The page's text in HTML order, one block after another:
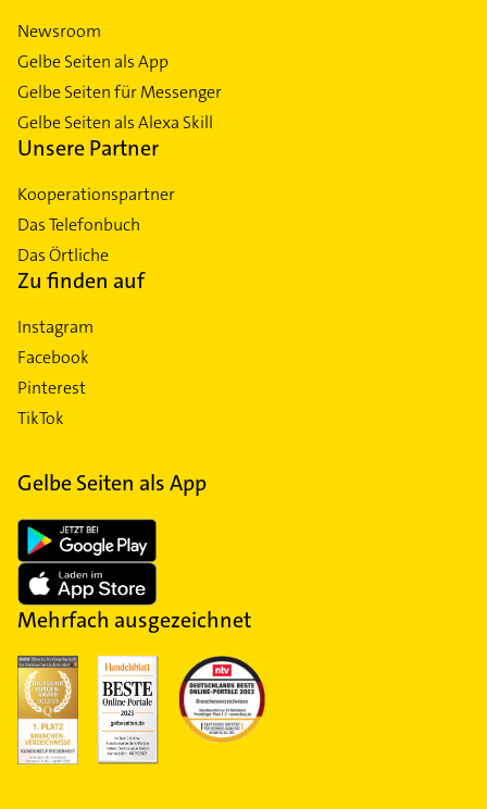
Newsroom
Gelbe Seiten als App
Gelbe Seiten für Messenger
Gelbe Seiten als Alexa Skill
Unsere Partner
Kooperationspartner
Das Telefonbuch
Das Örtliche
Zu finden auf
Instagram
Facebook
Pinterest
TikTok
Gelbe Seiten als App
Mehrfach ausgezeichnet